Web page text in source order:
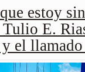
estoy
E.
el